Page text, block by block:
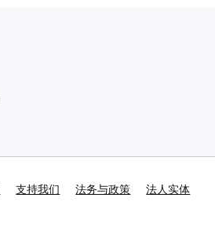
支持我们 法务与政策 法人实体